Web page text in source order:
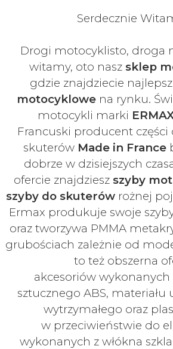
Serdecznie
Drogi motocyklisto, droga
witamy, oto nasz sklep
gdzie znajdziecie
motocyklowena rynku.
motocykli marki
Francuski producent
skuterów Made in France
dobrze w dzisiejszych
ofercie znajdziesz szyby
szyby do skuterówrożnej
Ermax produkuje swoje
oraz tworzywa PMMA
grubościach zależnie od
to też obszerna
akcesoriów wykonanych
sztucznego ABS, materiału
wytrzymałego oraz
w przeciwieństwie do
wykonanych z włókna